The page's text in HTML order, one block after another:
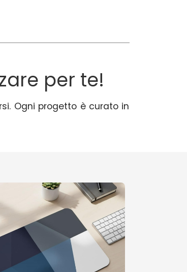
per te!
Ogni progetto è curato in